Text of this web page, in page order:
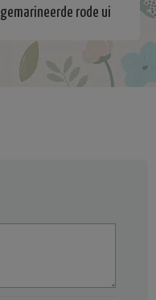
gemarineerde rode ui